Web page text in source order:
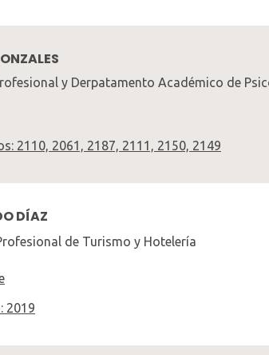
y Derpatamento Académico de
2110, 2061, 2187, 2111, 2150, 2149
DÍAZ
de Turismo y Hotelería
2019